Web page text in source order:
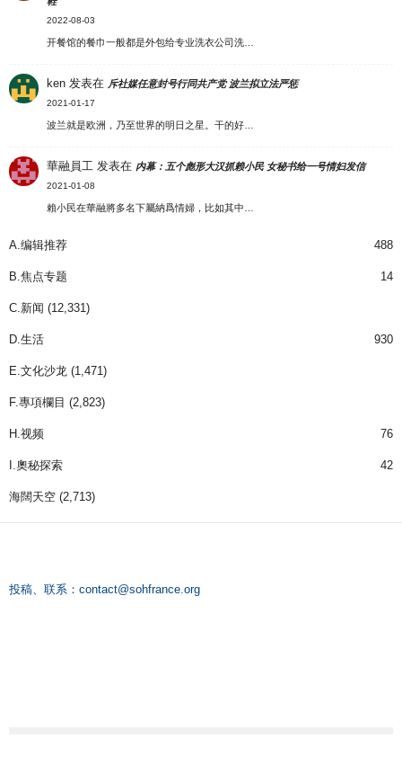
2022-08-03
开餐馆的餐巾一般都是外包给专业洗衣公司洗…
ken 发表在 斥社媒任意封号行同共产党 波兰拟立法严惩
2021-01-17
波兰就是欧洲，乃至世界的明日之星。干的好…
華融員工 发表在 内幕：五个彪形大汉抓赖小民 女秘书给一号情妇发信
2021-01-08
賴小民在華融將多名下屬納爲情婦，比如其中…
A.编辑推荐 488
B.焦点专题 14
C.新闻 (12,331)
D.生活 930
E.文化沙龙 (1,471)
F.專項欄目 (2,823)
H.视频 76
I.奧秘探索 42
海闊天空 (2,713)
投稿、联系： contact@sohfrance.org